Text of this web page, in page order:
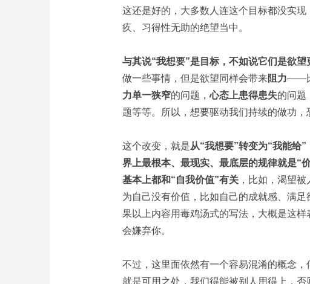
这还是好的，大多数人连这个目标都没实
疚、习得性无助的绝望当中。
与其说“我想要”是目标，不如说它们是欲望
做一些事情，但是欲望同样会带来阻力——
力单一狭窄的问题，心态上患得患失的问题
题等等。所以，想要驱动我们持续的做功，
这个改变，就是从“我想要”转变为“我能给”
界上最根本、最现实、最底层的规律就是“
基本上都和“自我价值”有关 ，比如，渴望
为自己没有价值，比如自己的成就感、满
果以上内容用毒鸡汤式的写法，大概是这
会嫌弃你。
不过，这里面依然有一个容易混淆的概念
就是可用之处，我们得能被别人用得上，